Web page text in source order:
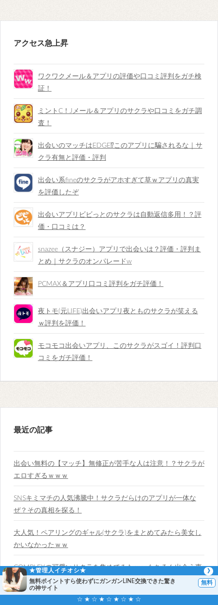
アクセス急上昇
ワクワクメール＆アプリの評価や口コミ評判をガチ検
証！
ミントC！Jメール＆アプリのサクラや口コミをガチ調
査！
出会いのマッチはEDGE⁉︎このアプリに騙されるな｜サ
クラ有無と評価・評判
出会い系fineのサクラがアホすぎて草ｗアプリの真実
を評価したぞ
出会いアプリビビっとのサクラは自動返信多用！？評
価・口コミは？
snazee（スナジー）アプリで出会いは？評価・評判ま
とめ｜サクラのオンパレードw
PCMAX＆アプリ口コミ評判をガチ評価！
夜トモ(元LIFE)出会いアプリ夜とものサクラが笑える
ｗ評判を評価！
モコモコ出会いアプリ、このサクラがスゴイ！評判口
コミをガチ評価！
最近の記事
出会い無料の【マッチ】無修正が苦手な人は注意！？サクラが
エロすぎるｗｗｗ
SNSキミマチの人気沸騰中！サクラだらけのアプリが一体な
ぜ？その真相を探る！
大人気！ペアリングのギャル(サクラ)をまとめてみたら美女し
かいなかったｗｗ
COMPLEXの可愛いサクラを集めてみたｗｗもちろん出会う事
は出来ないので要注意ｗ
いいね！から厳選したサクラ(美女)をピックアップｗｗ出会い
★管理人イチオシ★
無料ポイントすら使わずにガンガンLINE交換できた驚き
の神サイト
☆ ★ ☆ ★ ☆ ★ ☆ ★ ☆